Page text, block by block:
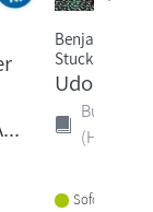
Benjamin von
Stuckrad-
Udo
Buch
Sofort